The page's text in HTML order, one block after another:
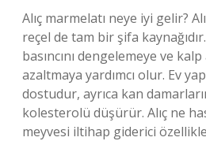
Alıç marmelatı neye iyi gelir?
reçel de tam bir şifa
basıncını dengelemeye ve
azaltmaya yardımcı olur. Ev
dostudur, ayrıca kan
kolesterolü düşürür. Alıç ne
meyvesi iltihap giderici